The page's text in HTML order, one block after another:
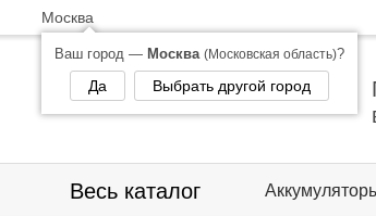
Москва
Ваш город — Москва (Московская область)?
Да Выбрать другой город
Весь каталог